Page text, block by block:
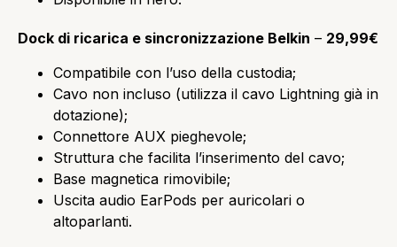
Dock di ricarica e sincronizzazione Belkin – 29,99€
Compatibile con l’uso della custodia;
Cavo non incluso (utilizza il cavo Lightning già in
dotazione);
Connettore AUX pieghevole;
Struttura che facilita l’inserimento del cavo;
Base magnetica rimovibile;
Uscita audio EarPods per auricolari o
altoparlanti.